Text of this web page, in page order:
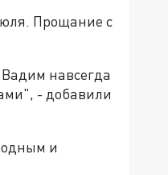
Прощание с
навсегда
- добавили
и